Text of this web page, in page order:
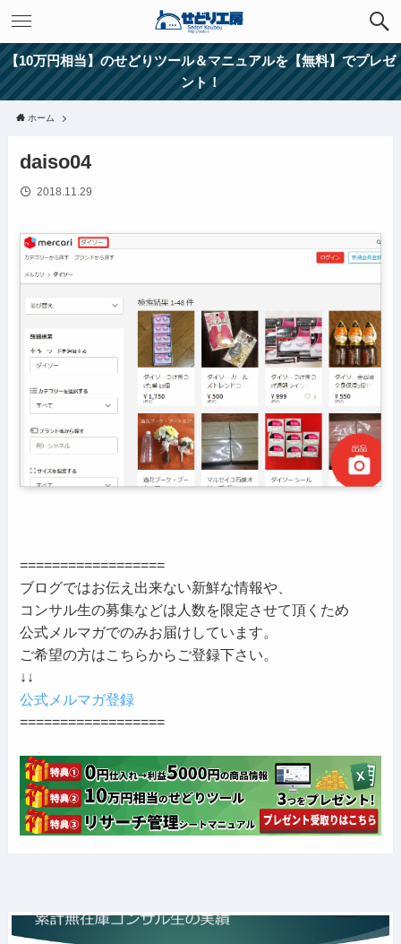
【10万円相当】のせどりツール＆マニュアルを【無料】でプレゼ
ント！
ホーム
daiso04
2018.11.29
==================
ブログではお伝え出来ない新鮮な情報や、
コンサル生の募集などは人数を限定させて頂くため
公式メルマガでのみお届けしています。
ご希望の方はこちらからご登録下さい。
↓↓
公式メルマガ登録
==================